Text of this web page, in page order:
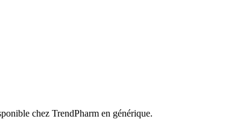
chez TrendPharm en générique.